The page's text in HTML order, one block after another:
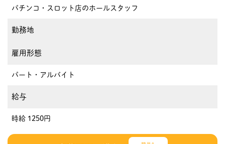
パチンコ・スロット店のホールスタッフ
勤務地
雇用形態
パート・アルバイト
給与
時給 1250円